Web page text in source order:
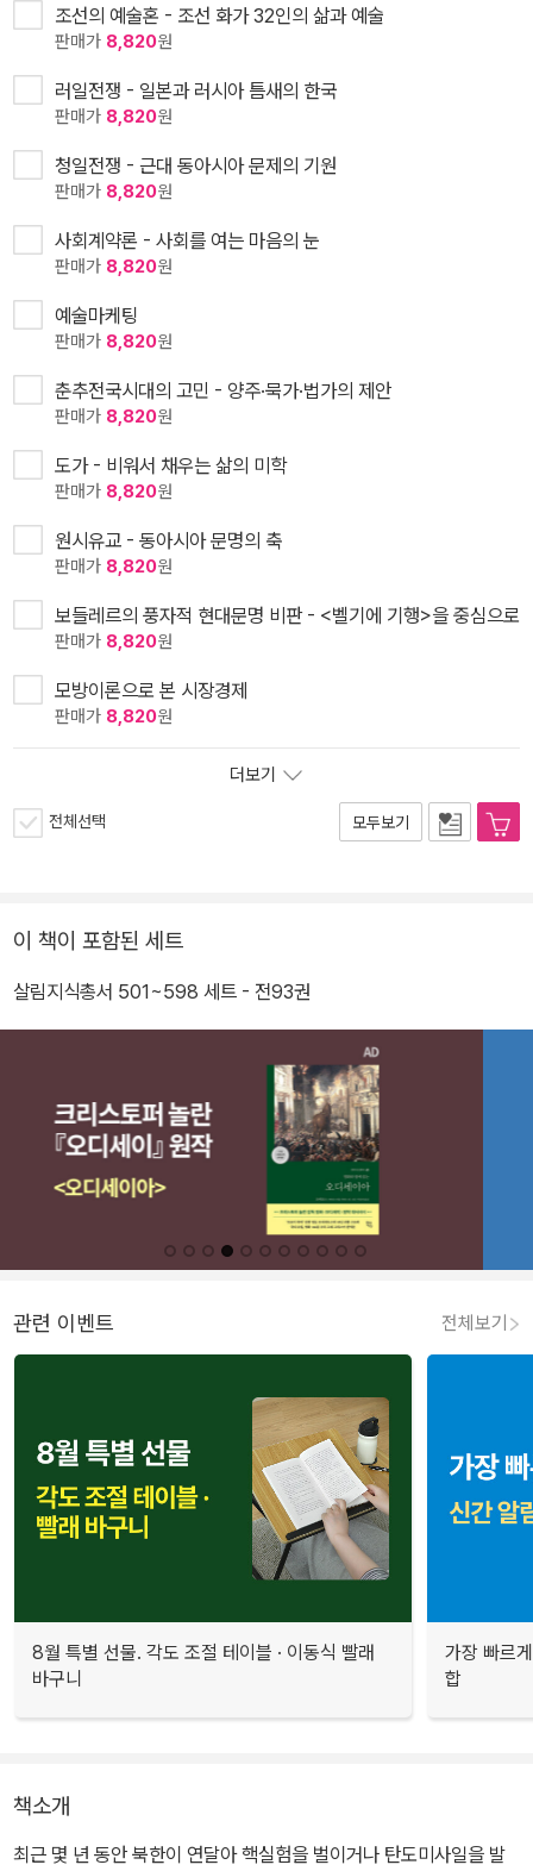
조선의 예술혼 - 조선 화가 32인의 삶과 예술
판매가 8,820원
러일전쟁 - 일본과 러시아 틈새의 한국
판매가 8,820원
청일전쟁 - 근대 동아시아 문제의 기원
판매가 8,820원
사회계약론 - 사회를 여는 마음의 눈
판매가 8,820원
예술마케팅
판매가 8,820원
춘추전국시대의 고민 - 양주·묵가·법가의 제안
판매가 8,820원
도가 - 비워서 채우는 삶의 미학
판매가 8,820원
원시유교 - 동아시아 문명의 축
판매가 8,820원
보들레르의 풍자적 현대문명 비판 - <벨기에 기행>을 중심으로
판매가 8,820원
모방이론으로 본 시장경제
판매가 8,820원
더보기
전체선택 모두보기
이 책이 포함된 세트
살림지식총서 501~598 세트 - 전93권
관련 이벤트 전체보기
8월 특별 선물. 각도 조절 테이블 · 이동식 빨래
바구니
가장 빠르
합
책소개
최근 몇 년 동안 북한이 연달아 핵실험을 벌이거나 탄도미사일을 발